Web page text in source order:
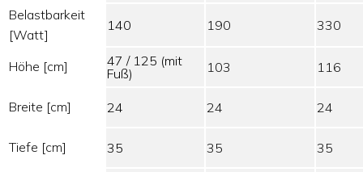
Belastbarkeit
[Watt]
140 190 330
Höhe [cm]
47 / 125 (mit
Fuß)
103 116
Breite [cm] 24 24 24
Tiefe [cm] 35 35 35